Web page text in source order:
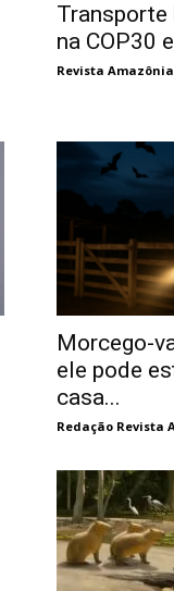
na COP30
Revista Amazônia
Morcego-
ele pode
casa...
Redação Revista